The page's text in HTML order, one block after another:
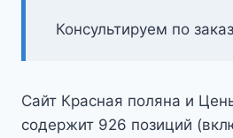
Консультируем по
Сайт Красная поляна и
содержит 926 позиций